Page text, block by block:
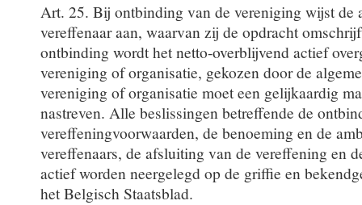
Art. 25. Bij ontbinding van de vereniging wijst de
vereffenaar aan, waarvan zij de opdracht
ontbinding wordt het netto-overblijvend actief
vereniging of organisatie, gekozen door de
vereniging of organisatie moet een gelijkaardig
nastreven. Alle beslissingen betreffende de
vereffeningvoorwaarden, de benoeming en de
vereffenaars, de afsluiting van de vereffening en
actief worden neergelegd op de griffie en
het Belgisch Staatsblad.